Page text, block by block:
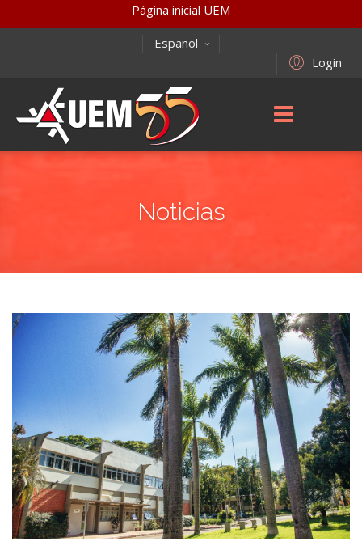
Página inicial UEM
Español
Login
Noticias